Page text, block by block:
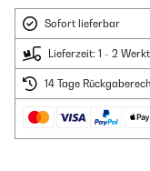
Sofort lieferbar
Lieferzeit: 1 - 2
14 Tage